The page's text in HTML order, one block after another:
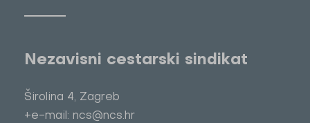
Nezavisni cestarski sindikat
Širolina 4, Zagreb
+e-mail: ncs@ncs.hr